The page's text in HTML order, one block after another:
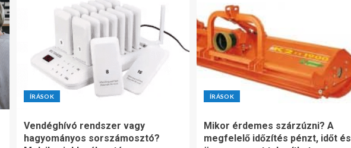
ÍRÁSOK
Vendéghívó rendszer vagy
hagyományos sorszámosztó?
ÍRÁSOK
Mikor érdemes szárzúzni? A
megfelelő időzítés pénzt, időt és